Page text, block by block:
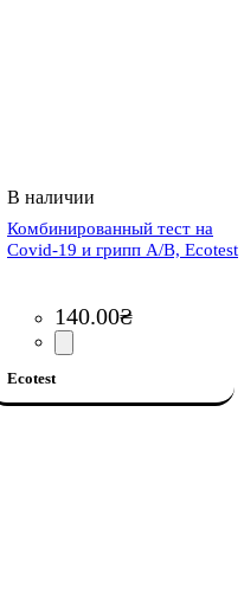
Комбинированный тест на
Covid-19 и грипп А/В, Ecotest
140.00₴
Ecotest